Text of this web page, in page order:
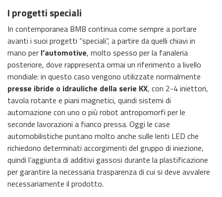
I progetti speciali
In contemporanea BMB continua come sempre a portare
avanti i suoi progetti “speciali”, a partire da quelli chiavi in
mano per l’automotive, molto spesso per la fanaleria
posteriore, dove rappresenta ormai un riferimento a livello
mondiale: in questo caso vengono utilizzate normalmente
presse ibride o idrauliche della serie KX, con 2-4 iniettori,
tavola rotante e piani magnetici, quindi sistemi di
automazione con uno o più robot antropomorfi per le
seconde lavorazioni a fianco pressa. Oggi le case
automobilistiche puntano molto anche sulle lenti LED che
richiedono determinati accorgimenti del gruppo di iniezione,
quindi l’aggiunta di additivi gassosi durante la plastificazione
per garantire la necessaria trasparenza di cui si deve avvalere
necessariamente il prodotto.